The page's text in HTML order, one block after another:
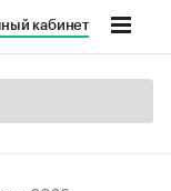
кабинет